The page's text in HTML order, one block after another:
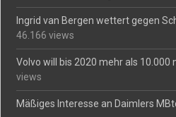
Ingrid van Bergen wettert gegen
46.166 views
Volvo will bis 2020 mehr als 10.000
views
Mäßiges Interesse an Daimlers